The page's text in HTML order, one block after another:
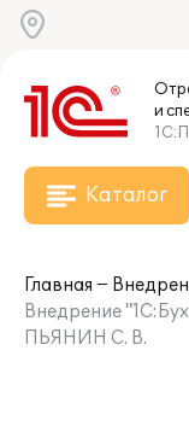
и
Каталог
Главная
Внедрение
ПЬЯНИН С. В.